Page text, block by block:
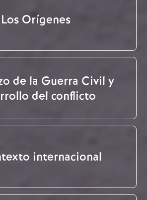
Los Orígenes
de la Guerra Civil y
del conflicto
internacional